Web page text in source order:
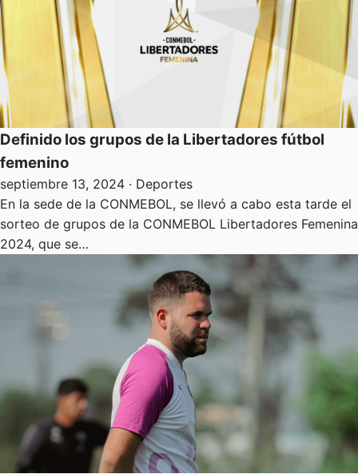
Definido los grupos de la Libertadores fútbol
femenino
septiembre 13, 2024 · Deportes
En la sede de la CONMEBOL, se llevó a cabo esta tarde el
sorteo de grupos de la CONMEBOL Libertadores Femenina
2024, que se…